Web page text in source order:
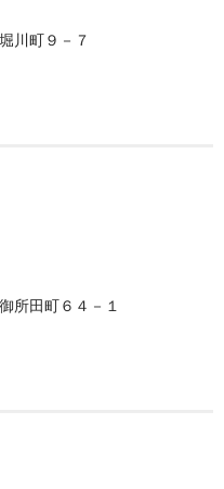
川町９－７
所田町６４－１